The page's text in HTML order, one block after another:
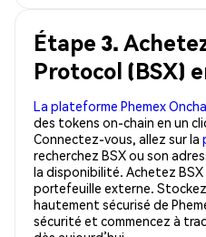
Étape 3.
Protocol (BSX)
La plateforme Phemex
des tokens on-chain en un
Connectez-vous, allez sur la
recherchez BSX ou son
la disponibilité. Achetez
portefeuille externe.
hautement sécurisé de
sécurité et commencez à